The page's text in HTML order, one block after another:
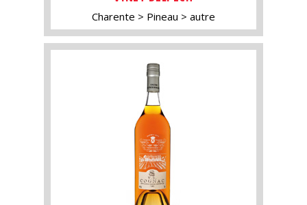
Charente Pineau autre